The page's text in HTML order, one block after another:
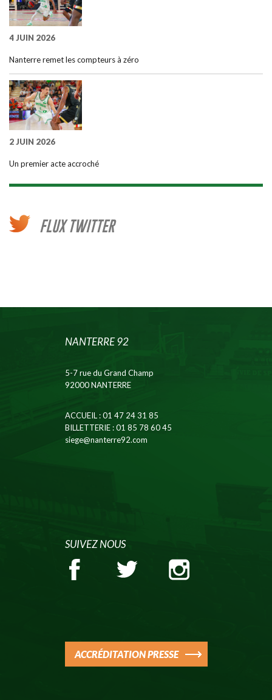
4 JUIN 2026
Nanterre remet les compteurs à zéro
2 JUIN 2026
Un premier acte accroché
FLUX TWITTER
NANTERRE 92
5-7 rue du Grand Champ
92000 NANTERRE
ACCUEIL: 01 47 24 31 85
BILLETTERIE: 01 85 78 60 45
siege@nanterre92.com
SUIVEZ NOUS
ACCRÉDITATION PRESSE